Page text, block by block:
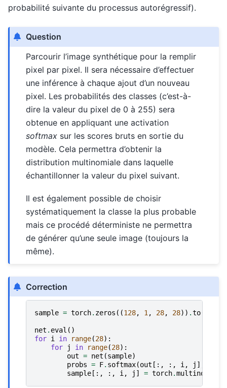
probabilité suivante du processus autorégressif).
Question
Parcourir l’image synthétique pour la remplir
pixel par pixel. Il sera nécessaire d’effectuer
une inférence à chaque ajout d’un nouveau
pixel. Les probabilités des classes (c’est-à-
dire la valeur du pixel de 0 à 255) sera
obtenue en appliquant une activation
softmax sur les scores bruts en sortie du
modèle. Cela permettra d’obtenir la
distribution multinomiale dans laquelle
échantillonner la valeur du pixel suivant.
Il est également possible de choisir
systématiquement la classe la plus probable
mais ce procédé déterministe ne permettra
de générer qu’une seule image (toujours la
même).
Correction
sample = torch. zeros ((128, 1 , 28, 28)) .to
net . eval ()
for i in range(28):
for
j in range(28):
out = net (sample)
probs = F. softmax(out [:, :, i , j ],
sample[:, :, i , j ] = torch.multinomial